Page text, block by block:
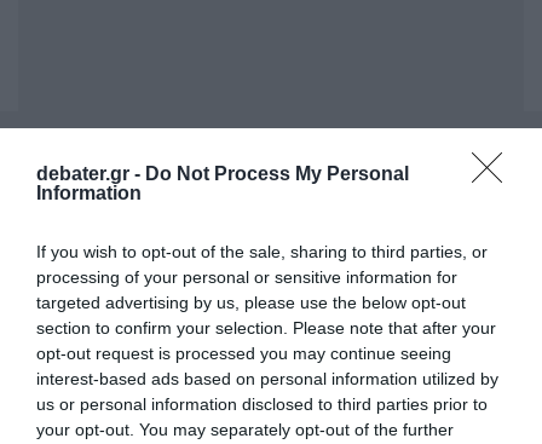
debater.gr - Do Not Process My Personal
Information
If you wish to opt-out of the sale, sharing to third parties, or
processing of your personal or sensitive information for
targeted advertising by us, please use the below opt-out
section to confirm your selection. Please note that after your
opt-out request is processed you may continue seeing
interest-based ads based on personal information utilized by
us or personal information disclosed to third parties prior to
your opt-out. You may separately opt-out of the further
ΣΧΟΛΙΑ